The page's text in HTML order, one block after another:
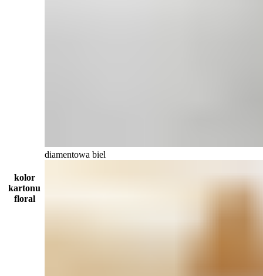
kolor
kartonu
floral
diamentowa biel